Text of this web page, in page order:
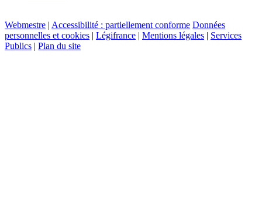
Webmestre | Accessibilité : partiellement conforme Données
personnelles et cookies | Légifrance | Mentions légales | Services
Publics | Plan du site